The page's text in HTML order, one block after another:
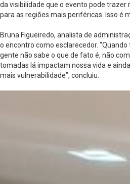
da visibilidade que o evento pode trazer
para as regiões mais periféricas. Isso é
Bruna Figueiredo, analista de
o encontro como esclarecedor.
gente não sabe o que de fato é, não
tomadas lá impactam nossa vida e
mais vulnerabilidade”, concluiu.